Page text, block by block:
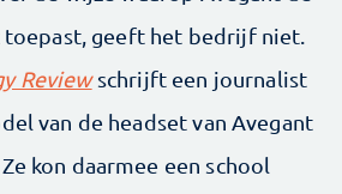
geeft het bedrijf niet.
Reviewschrijft een journalist
van de headset van Avegant
kon daarmee een school